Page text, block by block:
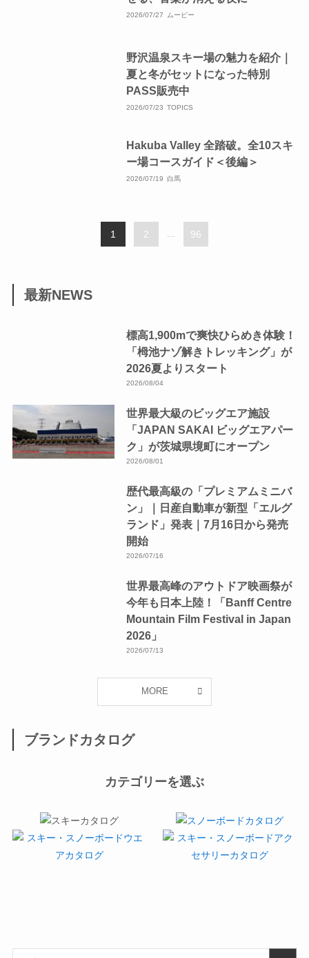
2026/07/27 ムービー
野沢温泉スキー場の魅力を紹介｜
夏と冬がセットになった特別
PASS販売中
2026/07/23 TOPICS
Hakuba Valley 全踏破。全10スキ
ー場コースガイド＜後編＞
2026/07/19 白馬
1 2 96
最新NEWS
標高1,900mで爽快ひらめき体験！
「栂池ナゾ解きトレッキング」が
2026夏よりスタート
2026/08/04
世界最大級のビッグエア施設
「JAPAN SAKAI ビッグエアパー
ク」が茨城県境町にオープン
2026/08/01
歴代最高級の「プレミアムミニバ
ン」｜日産自動車が新型「エルグ
ランド」発表｜7月16日から発売
開始
2026/07/16
世界最高峰のアウトドア映画祭が
今年も日本上陸！「Banff Centre
Mountain Film Festival in Japan
2026」
2026/07/13
MORE
ブランドカタログ
カテゴリーを選ぶ